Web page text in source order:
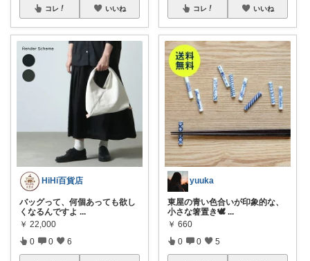
コレ いいね
HiHi百貨店
バッグって、何個あっても欲し
くなるんですよ ...
￥ 22,000
0 0 6
コレ いいね
yuuka
東屋の青い色合いが印象的な、
小さな箸置き🕊 ...
￥ 660
0 0 5